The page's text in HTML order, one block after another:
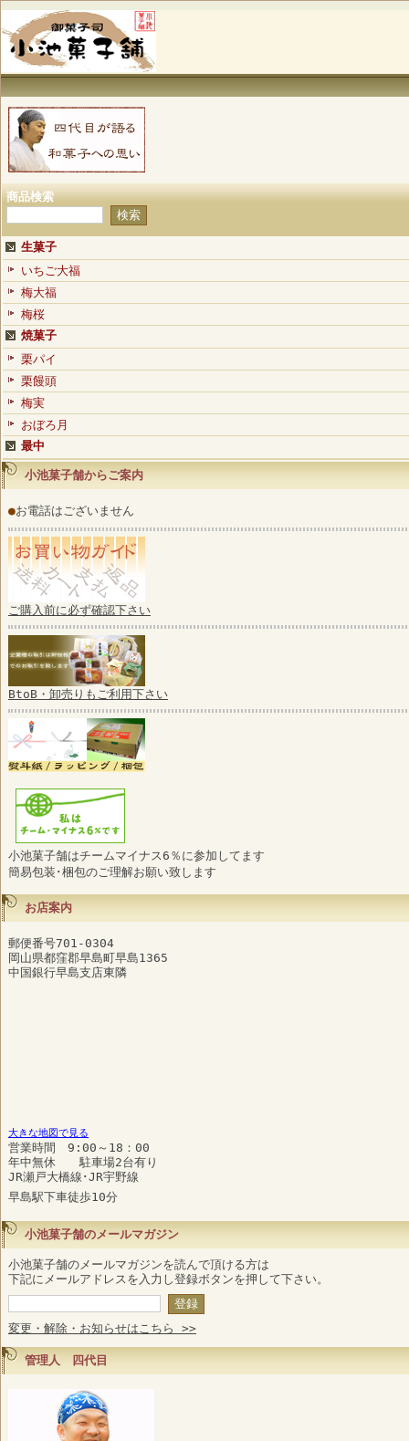
商品検索
生菓子
いちご大福
梅大福
梅桜
焼菓子
栗パイ
栗饅頭
梅実
おぼろ月
最中
小池菓子舗からご案内
●お電話はございません
ご購入前に必ず確認下さい
BtoB・卸売りもご利用下さい
小池菓子舗はチームマイナス6％に参加してます
簡易包装･梱包のご理解お願い致します
お店案内
郵便番号701-0304
岡山県都窪郡早島町早島1365
中国銀行早島支店東隣
大きな地図で見る
営業時間 9:00～18：00
年中無休 駐車場2台有り
JR瀬戸大橋線･JR宇野線
早島駅下車徒歩10分
小池菓子舗のメールマガジン
小池菓子舗のメールマガジンを読んで頂ける方は
下記にメールアドレスを入力し登録ボタンを押して下さい。
変更・解除・お知らせはこちら >>
管理人 四代目